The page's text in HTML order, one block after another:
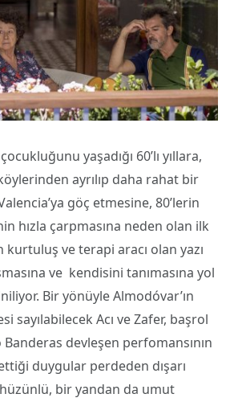
yaşadığı 60’lı yıllara,
ayrılıp daha rahat bir
göç etmesine, 80’lerin
hızla çarpmasına neden olan ilk
kurtuluş ve terapi aracı olan yazı
ve kendisini tanımasına yol
Bir yönüyle Almodóvar’ın
sayılabilecek Acı ve Zafer, başrol
devleşen perfomansının
duygular perdeden dışarı
bir yandan da umut